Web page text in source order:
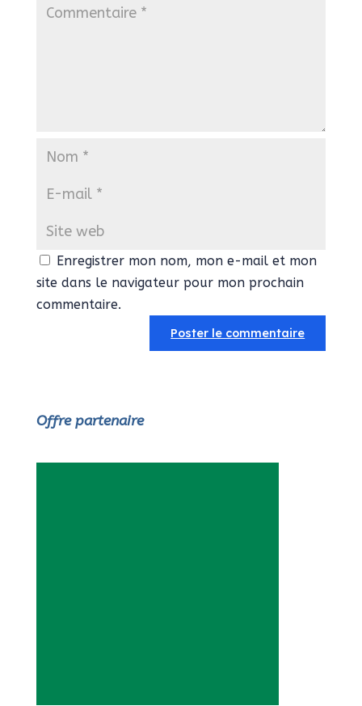
Enregistrer mon nom, mon e-mail et mon
site dans le navigateur pour mon prochain
commentaire.
Offre partenaire